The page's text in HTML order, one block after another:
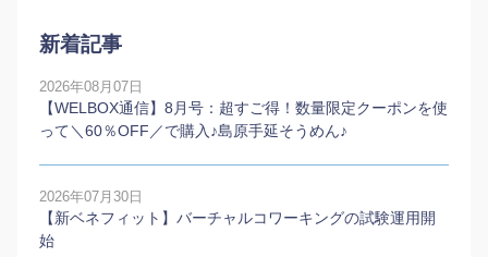
新着記事
2026年08月07日
【WELBOX通信】8月号：超すご得！数量限定クーポンを使
って＼60％OFF／で購入♪島原手延そうめん♪
2026年07月30日
【新ベネフィット】バーチャルコワーキングの試験運用開
始